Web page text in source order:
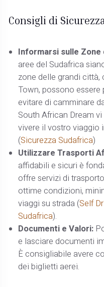
Consigli di
Informarsi sulle Zone
aree del Sudafrica
zone delle grandi città,
Town, possono
evitare di camminare
South African Dream
vivere il vostro viaggio
(Sicurezza Sudafrica)
Utilizzare Trasporti
affidabili e sicuri è
offre servizi di
ottime condizioni,
viaggi su strada​ (Self
Sudafrica)​.
Documenti e Valori:
e lasciare documenti
È consigliabile avere
dei biglietti aerei.